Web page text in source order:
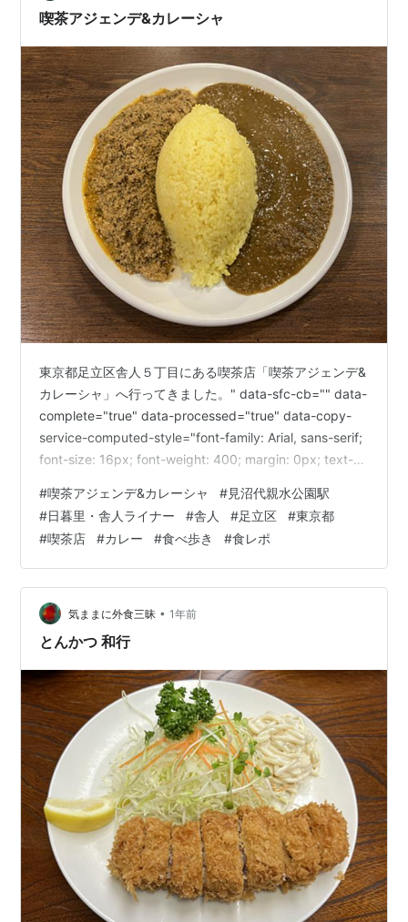
喫茶アジェンデ&カレーシャ
東京都足立区舎人５丁目にある喫茶店「喫茶アジェンデ&
カレーシャ」へ行ってきました。" data-sfc-cb="" data-
complete="true" data-processed="true" data-copy-
service-computed-style="font-family: Arial, sans-serif;
font-size: 16px; font-weight: 400; margin: 0px; text-
/>最寄駅は日暮里・舎人ライナーの「見沼代親水公園…
#喫茶アジェンデ&カレーシャ #見沼代親水公園駅
#日暮里・舎人ライナー #舎人 #足立区 #東京都
#喫茶店 #カレー #食べ歩き #食レポ
気ままに外食三昧 • 1年前
とんかつ 和行